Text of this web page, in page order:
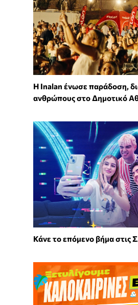
Η Inalan ένωσε παράδοση,
ανθρώπους στο Δημοτικό
Κάνε το επόμενο βήμα